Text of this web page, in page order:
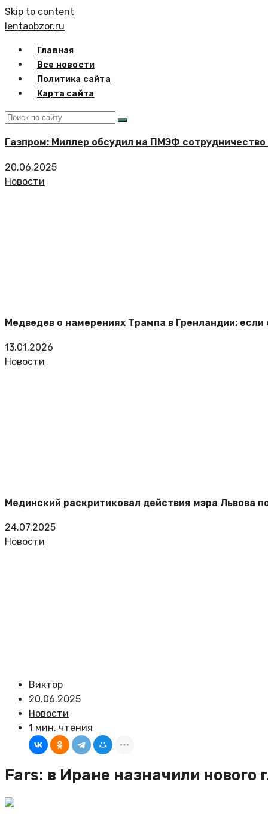
Skip to content
lentaobzor.ru
Главная
Все новости
Политика сайта
Карта сайта
Газпром: Миллер обсудил на ПМЭФ
20.06.2025
Новости
Медведев о намерениях Трампа в Гренландии:
13.01.2026
Новости
Мединский раскритиковал действия мэра Львова
24.07.2025
Новости
Виктор
20.06.2025
Новости
1 мин. чтения
Fars: в Иране назначили нового